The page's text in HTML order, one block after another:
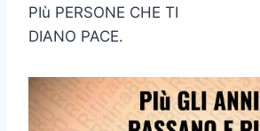
PIù PERSONE CHE TI
DIANO PACE.